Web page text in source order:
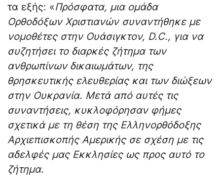
τα εξής: «Πρόσφατα, μια ομάδα
Ορθοδόξων Χριστιανών συναντήθηκε με
νομοθέτες στην Ουάσιγκτον, D.C., για να
συζητήσει το διαρκές ζήτημα των
ανθρωπίνων δικαιωμάτων, της
θρησκευτικής ελευθερίας και των διώξεων
στην Ουκρανία. Μετά από αυτές τις
συναντήσεις, κυκλοφόρησαν φήμες
σχετικά με τη θέση της Ελληνορθόδοξης
Αρχιεπισκοπής Αμερικής σε σχέση με τις
αδελφές μας Εκκλησίες ως προς αυτό το
ζήτημα.